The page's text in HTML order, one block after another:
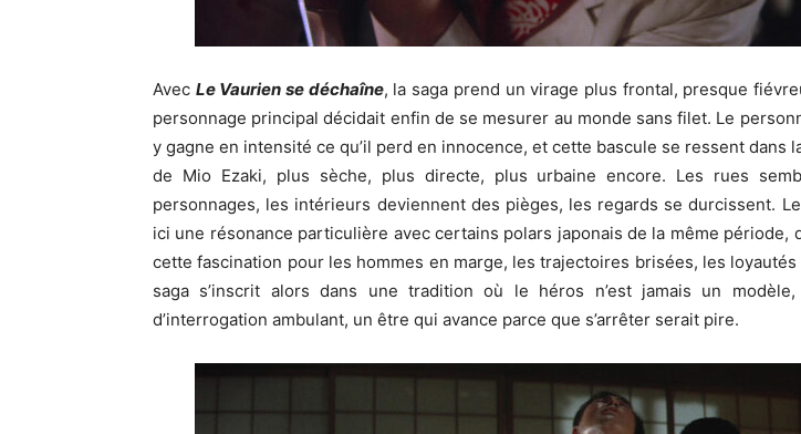
Avec Le Vaurien se déchaîne, la saga prend un virage plus frontal, presque
personnage principal décidait enfin de se mesurer au monde sans filet. Le
y gagne en intensité ce qu’il perd en innocence, et cette bascule se ressent dans
de Mio Ezaki, plus sèche, plus directe, plus urbaine encore. Les rues
personnages, les intérieurs deviennent des pièges, les regards se durcissent.
ici une résonance particulière avec certains polars japonais de la même période,
cette fascination pour les hommes en marge, les trajectoires brisées, les
saga s’inscrit alors dans une tradition où le héros n’est jamais un
d’interrogation ambulant, un être qui avance parce que s’arrêter serait pire.